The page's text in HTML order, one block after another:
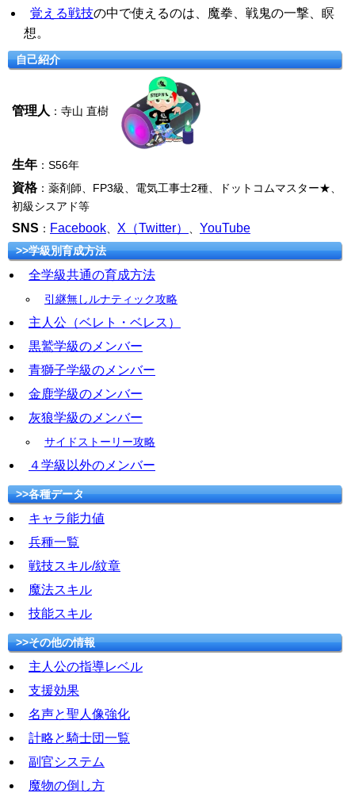
覚える戦技の中で使えるのは、魔拳、戦鬼の一撃、瞑
想。
自己紹介
管理人 ：寺山 直樹
生年 ：S56年
資格：薬剤師、FP3級、電気工事士2種、ドットコムマスター★、
初級シスアド等
SNS ： Facebook X（Twitter） YouTube
>>学級別育成方法
全学級共通の育成方法
引継無しルナティック攻略
主人公（ベレト・ベレス）
黒鷲学級のメンバー
青獅子学級のメンバー
金鹿学級のメンバー
灰狼学級のメンバー
サイドストーリー攻略
４学級以外のメンバー
>>各種データ
キャラ能力値
兵種一覧
戦技スキル/紋章
魔法スキル
技能スキル
>>その他の情報
主人公の指導レベル
支援効果
名声と聖人像強化
計略と騎士団一覧
副官システム
魔物の倒し方